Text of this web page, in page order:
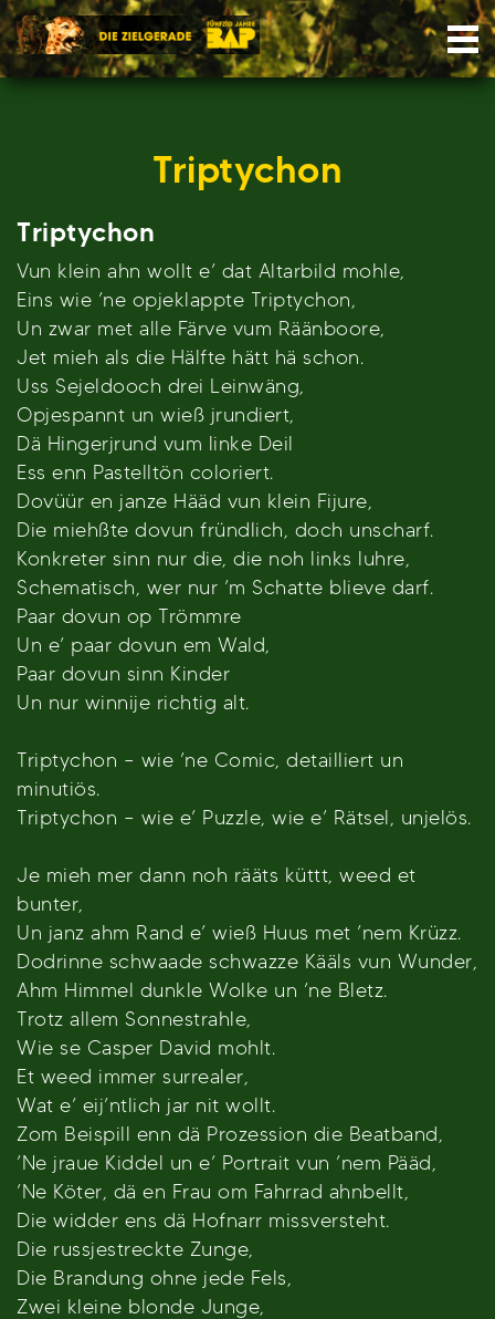
Skip
to
content
Triptychon
Triptychon
Vun klein ahn wollt e’ dat Altarbild mohle,
Eins wie ’ne opjeklappte Triptychon,
Un zwar met alle Färve vum Räänboore,
Jet mieh als die Hälfte hätt hä schon.
Uss Sejeldooch drei Leinwäng,
Opjespannt un wieß jrundiert,
Dä Hingerjrund vum linke Deil
Ess enn Pastelltön coloriert.
Dovüür en janze Hääd vun klein Fijure,
Die miehßte dovun fründlich, doch unscharf.
Konkreter sinn nur die, die noh links luhre,
Schematisch, wer nur ’m Schatte blieve darf.
Paar dovun op Trömmre
Un e’ paar dovun em Wald,
Paar dovun sinn Kinder
Un nur winnije richtig alt.
Triptychon – wie ’ne Comic, detailliert un
minutiös.
Triptychon – wie e’ Puzzle, wie e’ Rätsel, unjelös.
Je mieh mer dann noh rääts küttt, weed et
bunter,
Un janz ahm Rand e’ wieß Huus met ’nem Krüzz.
Dodrinne schwaade schwazze Kääls vun Wunder,
Ahm Himmel dunkle Wolke un ’ne Bletz.
Trotz allem Sonnestrahle,
Wie se Casper David mohlt.
Et weed immer surrealer,
Wat e’ eij’ntlich jar nit wollt.
Zom Beispill enn dä Prozession die Beatband,
’Ne jraue Kiddel un e’ Portrait vun ’nem Pääd,
’Ne Köter, dä en Frau om Fahrrad ahnbellt,
Die widder ens dä Hofnarr missversteht.
Die russjestreckte Zunge,
Die Brandung ohne jede Fels,
Zwei kleine blonde Junge,